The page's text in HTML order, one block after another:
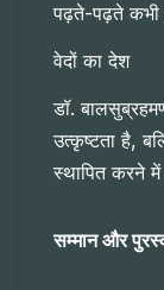
पढ़ते-पढ़ते कभी
वेदों का देश
डॉ.
उत्कृष्टता है,
स्थापित करने में
सम्मान और